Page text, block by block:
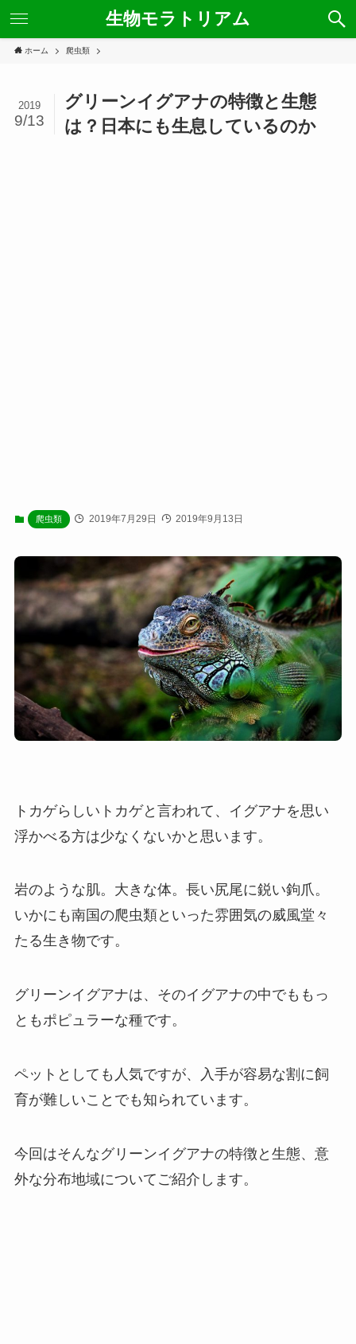
生物モラトリアム
ホーム 爬虫類
グリーンイグアナの特徴と生態
は？日本にも生息しているのか
2019
9/13
爬虫類 2019年7月29日 2019年9月13日
トカゲらしいトカゲと言われて、イグアナを思い
浮かべる方は少なくないかと思います。
岩のような肌。大きな体。長い尻尾に鋭い鉤爪。
いかにも南国の爬虫類といった雰囲気の威風堂々
たる生き物です。
グリーンイグアナは、そのイグアナの中でももっ
ともポピュラーな種です。
ペットとしても人気ですが、入手が容易な割に飼
育が難しいことでも知られています。
今回はそんなグリーンイグアナの特徴と生態、意
外な分布地域についてご紹介します。